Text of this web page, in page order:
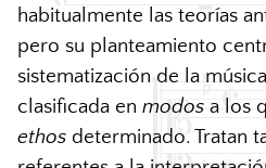
habitualmente las teorías
pero su planteamiento
sistematización de la
clasificada en modos a los
ethos determinado. Tratan